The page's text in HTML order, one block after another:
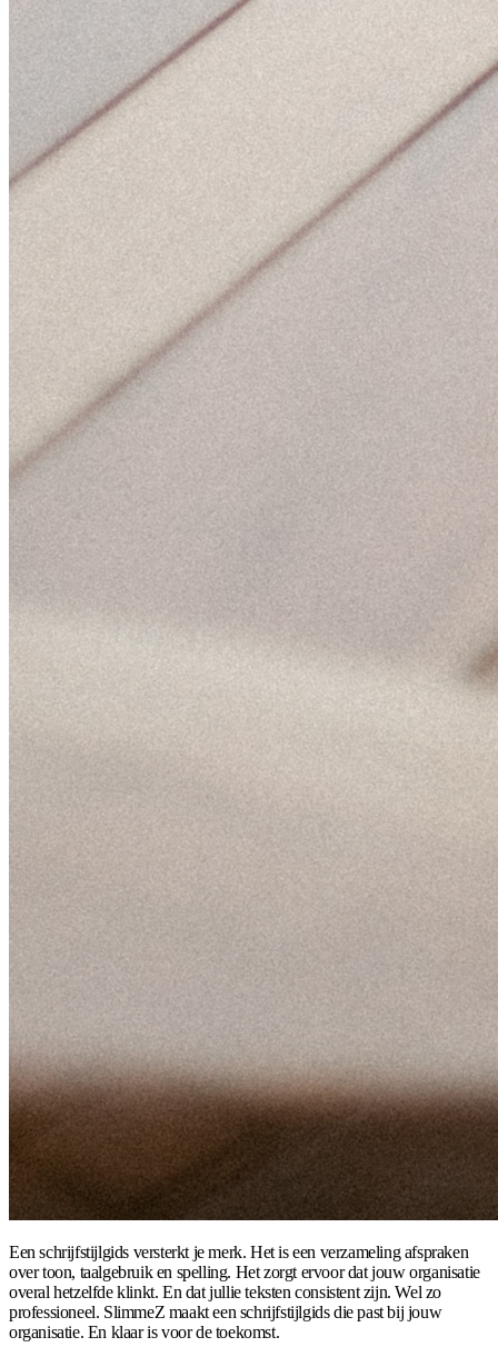
Een schrijfstijlgids versterkt je merk. Het is een verzameling afspraken
over toon, taalgebruik en spelling. Het zorgt ervoor dat jouw organisatie
overal hetzelfde klinkt. En dat jullie teksten consistent zijn. Wel zo
professioneel. SlimmeZ maakt een schrijfstijlgids die past bij jouw
organisatie. En klaar is voor de toekomst.